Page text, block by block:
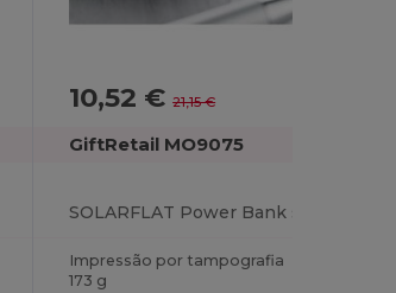
10,52 €21,15 €
GiftRetail MO9075
Impressão por tampografia
173 g